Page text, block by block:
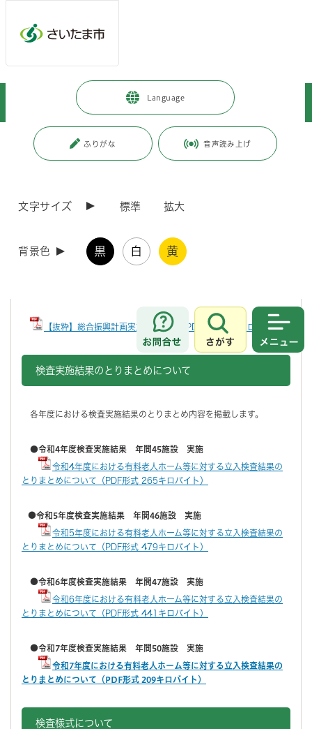
Language
ふりがな 音声読み上げ
文字サイズ 標準 拡大
背景色 黒 白 黄
お問合せ
さがす
事業者向けの情報 > 届出・手続き 福祉
有料老人ホーム等に対する立入検査について
更新日付：2026年3月18日 / ページ番号：C087562
令和3年度より、「さいたま市総合振興計画実施計画」に基づき、毎
【抜粋】総合振興計画実施計画冊子（PDF形式 202キロバイト）
検査実施結果のとりまとめについて
各年度における検査実施結果のとりまとめ内容を掲載します。
●令和4年度検査実施結果 年間45施設 実施
令和4年度における有料老人ホーム等に対する立入検査結果の
とりまとめについて（PDF形式 265キロバイト）
●令和5年度検査実施結果 年間46施設 実施
令和5年度における有料老人ホーム等に対する立入検査結果の
とりまとめについて（PDF形式 479キロバイト）
●令和6年度検査実施結果 年間47施設 実施
令和6年度における有料老人ホーム等に対する立入検査結果の
とりまとめについて（PDF形式 441キロバイト）
●令和7年度検査実施結果 年間50施設 実施
令和7年度における有料老人ホーム等に対する立入検査結果の
とりまとめについて（PDF形式 209キロバイト）
検査様式について